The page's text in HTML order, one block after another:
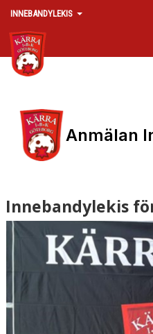
INNEBANDYLEKIS
HEM
KALENDER
MATCHER
BILDGALLERI
DOKUMENT
KONTAKT
Anmälan
Innebandylekis